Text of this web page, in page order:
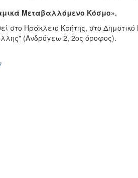
Μεταβαλλόμενο Κόσμο».
στο Ηράκλειο Κρήτης, στο
(Ανδρόγεω 2, 2ος όροφος).